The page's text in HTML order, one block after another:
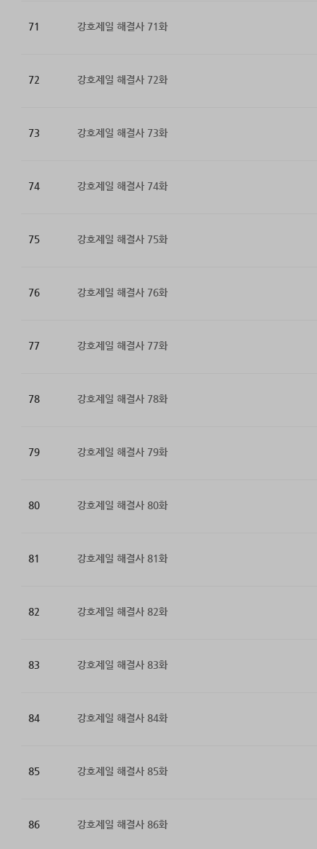
71 강호제일 해결사 71화
72 강호제일 해결사 72화
73 강호제일 해결사 73화
74 강호제일 해결사 74화
75 강호제일 해결사 75화
76 강호제일 해결사 76화
77 강호제일 해결사 77화
78 강호제일 해결사 78화
79 강호제일 해결사 79화
80 강호제일 해결사 80화
81 강호제일 해결사 81화
82 강호제일 해결사 82화
83 강호제일 해결사 83화
84 강호제일 해결사 84화
85 강호제일 해결사 85화
86 강호제일 해결사 86화